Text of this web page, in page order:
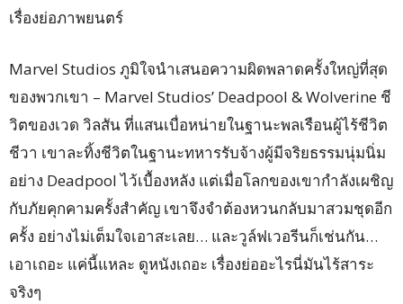
เรื่องย่อภาพยนตร์
Marvel Studios ภูมิใจนำเสนอความผิดพลาดครั้งใหญ่ที่สุด
ของพวกเขา – Marvel Studios’ Deadpool & Wolverine ชี
วิตของเวด วิลสัน ที่แสนเบื่อหน่ายในฐานะพลเรือนผู้ไร้ชีวิต
ชีวา เขาละทิ้งชีวิตในฐานะทหารรับจ้างผู้มีจริยธรรมนุ่มนิ่ม
อย่าง Deadpool ไว้เบื้องหลัง แต่เมื่อโลกของเขากำลังเผชิญ
กับภัยคุกคามครั้งสำคัญ เขาจึงจำต้องหวนกลับมาสวมชุดอีก
ครั้ง อย่างไม่เต็มใจเอาสะเลย… และวูล์ฟเวอรีนก็เช่นกัน…
เอาเถอะ แค่นี้แหละ ดูหนังเถอะ เรื่องย่ออะไรนี่มันไร้สาระ
จริงๆ